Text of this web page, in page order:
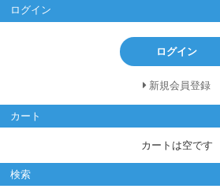
ログイン
ログイン
新規会員登録
カート
カートは空です
検索